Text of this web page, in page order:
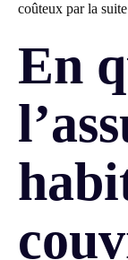
coûteux par la
En